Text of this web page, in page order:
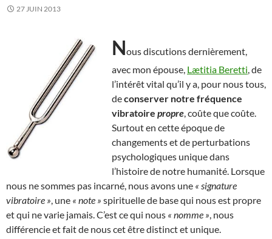
27 JUIN 2013
Nous discutions dernièrement,
avec mon épouse, Lætitia Beretti , de
l’intérêt vital qu’il y a, pour nous tous,
deconserver notre fréquence
vibratoire propre , coûte que coûte.
Surtout en cette époque de
changements et de perturbations
psychologiques unique dans
l’histoire de notre humanité. Lorsque
nous ne sommes pas incarné, nous avons une « signature
vibratoire » , une « note » spirituelle de base qui nous est propre
et qui ne varie jamais. C’est ce qui nous « nomme » , nous
différencie et fait de nous cet être distinct et unique.